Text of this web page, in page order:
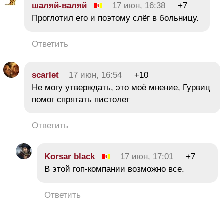
шаляй-валяй 17 июн, 16:38
+7
Проглотил его и поэтому слёг в больницу.
Ответить
scarlet 17 июн, 16:54
+10
Не могу утверждать, это моё мнение, Гурвиц
помог спрятать пистолет
Ответить
Korsar black 17 июн, 17:01
+7
В этой гоп-компании возможно все.
Ответить